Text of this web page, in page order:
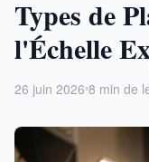
Types de
l'Échelle
26 juin 2026 8 min de